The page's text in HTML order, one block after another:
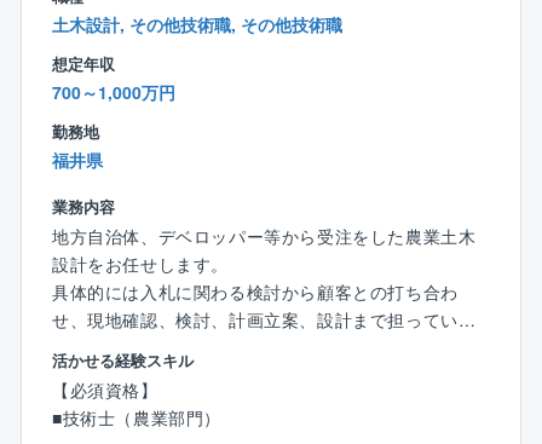
※現在40代の方は新卒からのご入社です。
直近5年間での退職者1名（寿退社）
■福利厚生が充実しております。
健康診断や予防接種、歯科健診は会社負担で受ける
ことができます。
■15分単位で有給取得可能（入社後6カ月で10日付与）
遠方にお住いの方や育児、介護が必要な方などご事
情に合わせて働き方を変えることが可能です。
土木設計, その他技術職, その他技術職
想定年収
700～1,000万円
勤務地
福井県
業務内容
地方自治体、デベロッパー等から受注をした農業土木
設計をお任せします。
具体的には入札に関わる検討から顧客との打ち合わ
せ、現地確認、検討、計画立案、設計まで担っていた
だきます。
地域住民とのワークショップや、地域の特性・生活環
境などを考慮したゾーニングなど、調査の段階から設
計まで一貫して担っていただけます。
活かせる経験スキル
【必須資格】
■技術士（農業部門）